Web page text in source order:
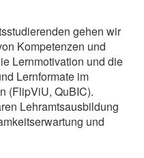
gehen wir
Kompetenzen und
Lernmotivation und die
Lernformate im
(FlipViU, QuBIC).
Lehramtsausbildung
und